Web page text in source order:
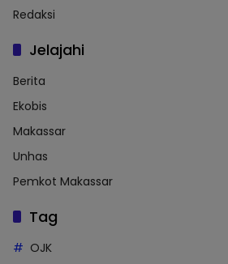
Redaksi
Jelajahi
Berita
Ekobis
Makassar
Unhas
Pemkot Makassar
Tag
OJK